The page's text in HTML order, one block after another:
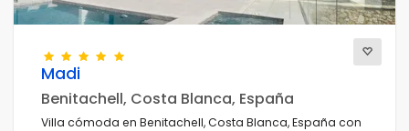
Madi
Benitachell, Costa Blanca, España
Villa cómoda en Benitachell, Costa Blanca, España con